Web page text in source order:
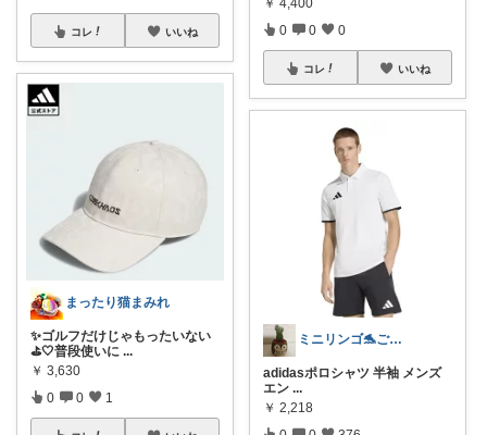
コレ いいね
まったり猫まみれ
✨ゴルフだけじゃもったいない
⛳🤍普段使いに ...
￥ 3,630
0 0 1
0 0 0
コレ いいね
ミニリンゴ🐬ご縁に感謝🌻ありがとう
adidasポロシャツ 半袖 メンズ
エン ...
￥ 2,218